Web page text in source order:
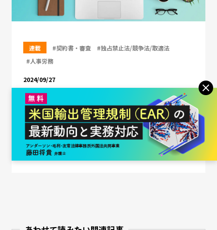
連載 #契約書・審査
#独占禁止法/競争法/取適法
#人事労務
2024/09/27
令和6年11月施行に向けたフリーランス新
法施行令および施行規則の解説
最新法務課題 Monthly Pick Up［第33回］
弁護士法人御堂筋法律事務所 パートナー弁護士
辻井 康平 氏